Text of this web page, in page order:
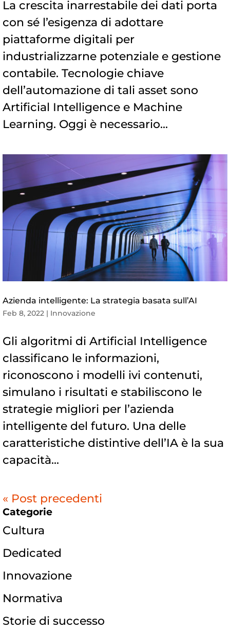
La crescita inarrestabile dei dati porta
con sé l’esigenza di adottare
piattaforme digitali per
industrializzarne potenziale e gestione
contabile. Tecnologie chiave
dell’automazione di tali asset sono
Artificial Intelligence e Machine
Learning. Oggi è necessario...
Azienda intelligente: La strategia basata sull’AI
Feb 8, 2022 | Innovazione
Gli algoritmi di Artificial Intelligence
classificano le informazioni,
riconoscono i modelli ivi contenuti,
simulano i risultati e stabiliscono le
strategie migliori per l’azienda
intelligente del futuro. Una delle
caratteristiche distintive dell’IA è la sua
capacità...
« Post precedenti
Categorie
Cultura
Dedicated
Innovazione
Normativa
Storie di successo